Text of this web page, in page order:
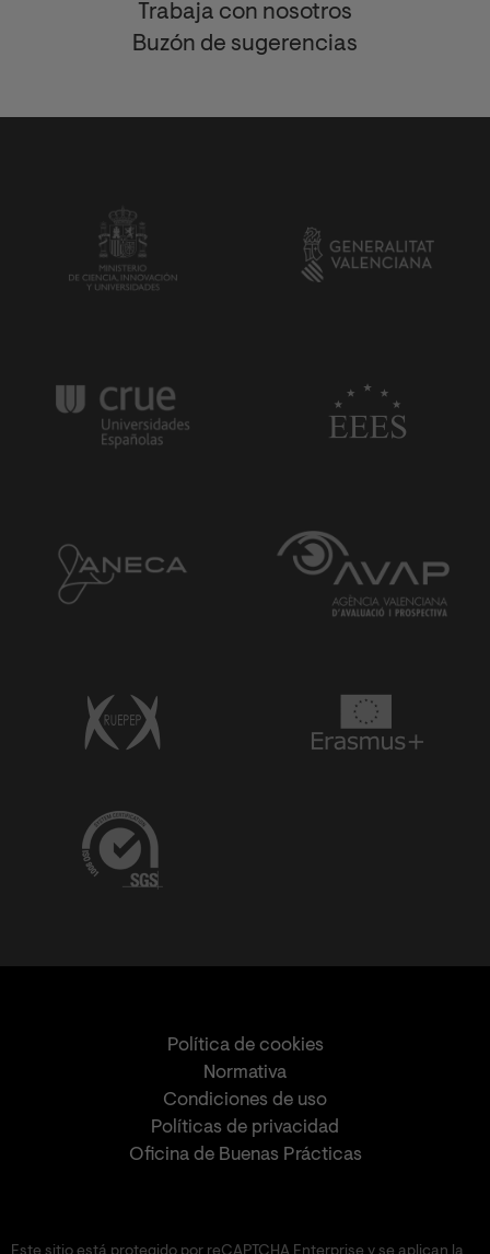
Trabaja con nosotros
Buzón de sugerencias
Política de cookies
Normativa
Condiciones de uso
Políticas de privacidad
Oficina de Buenas Prácticas